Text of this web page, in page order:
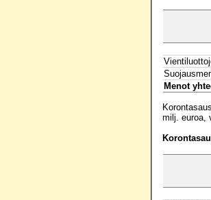
Menot
milj. euroa,